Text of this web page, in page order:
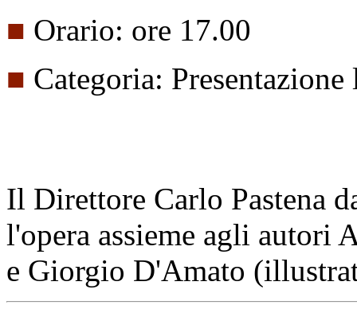
■ Orario: ore 17.00
■ Categoria:
Il Direttore Carlo Pastena
l'opera assieme agli autori
e Giorgio D'Amato